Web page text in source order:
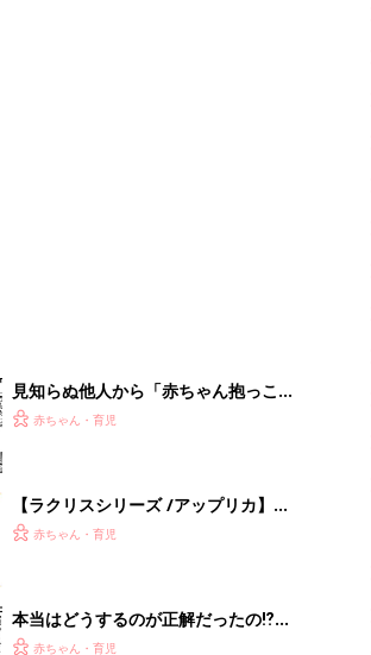
ドシートや抱っこひも使用は危険【小
児科医】
mazonタイムセールが見逃せない
PR（Amazon）